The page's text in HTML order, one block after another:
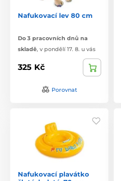
Nafukovací lev 80 cm
Do 3 pracovních dnů na
skladě, v pondělí 17. 8. u vás
325 Kč
Porovnat
Nafukovací plavátko